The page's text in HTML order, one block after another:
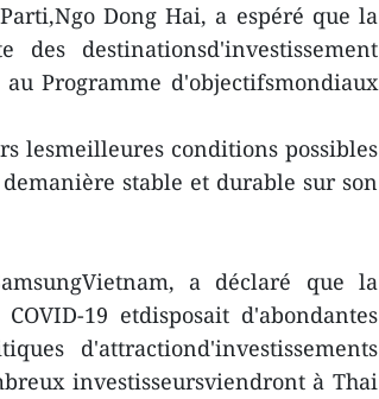
Dong Hai, a espéré que la
destinationsd'investissement
Programme d'objectifsmondiaux
lesmeilleures conditions possibles
stable et durable sur son
a déclaré que la
19 etdisposait d'abondantes
d'attractiond'investissements
investisseursviendront à Thai